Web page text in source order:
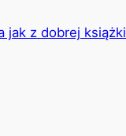
jak z dobrej książki